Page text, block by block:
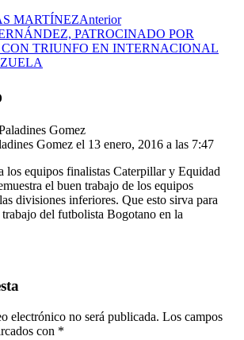
MARTÍNEZAnterior
PATROCINADO POR
TRIUNFO EN INTERNACIONAL
Gomez el 13 enero, 2016 a las 7:47
los equipos finalistas Caterpillar y Equidad
el buen trabajo de los equipos
divisiones inferiores. Que esto sirva para
del futbolista Bogotano en la
electrónico no será publicada. Los campos
con *